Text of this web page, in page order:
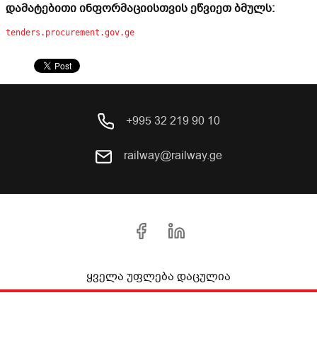
დამატებითი ინფორმაციისთვის ეწვიეთ ბმულს:
tenders.procurement.gov.ge
+995 32 219 90 10
railway@railway.ge
ყველა უფლება დაცულია